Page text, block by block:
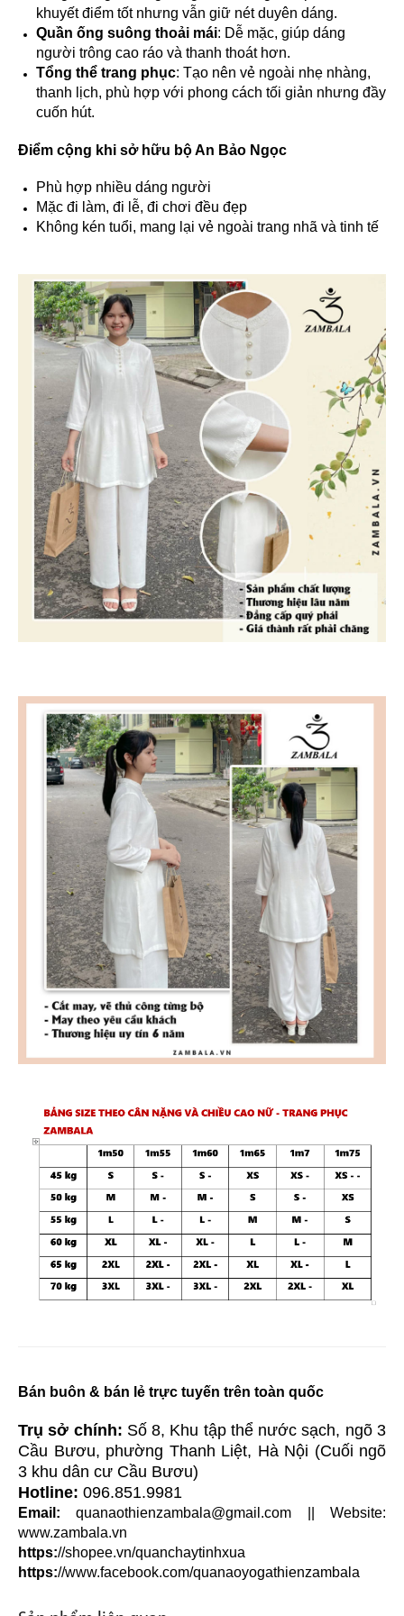
khuyết điểm tốt nhưng vẫn giữ nét duyên dáng.
Quần ống suông thoải mái: Dễ mặc, giúp dáng
người trông cao ráo và thanh thoát hơn.
Tổng thể trang phục: Tạo nên vẻ ngoài nhẹ nhàng,
thanh lịch, phù hợp với phong cách tối giản nhưng đầy
cuốn hút.
Điểm cộng khi sở hữu bộ An Bảo Ngọc
Phù hợp nhiều dáng người
Mặc đi làm, đi lễ, đi chơi đều đẹp
Không kén tuổi, mang lại vẻ ngoài trang nhã và tinh tế
Bán buôn & bán lẻ trực tuyến trên toàn quốc
Trụ sở chính: Số 8, Khu tập thể nước sạch, ngõ 3
Cầu Bươu, phường Thanh Liệt, Hà Nội (Cuối ngõ
3 khu dân cư Cầu Bươu)
Hotline: 096.851.9981
Email: quanaothienzambala@gmail.com || Website:
www.zambala.vn
https://shopee.vn/quanchaytinhxua
https://www.facebook.com/quanaoyogathienzambala